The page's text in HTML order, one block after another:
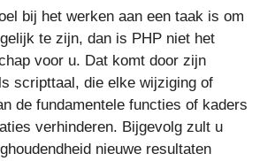
bij het werken aan een taak is om
te zijn, dan is PHP niet het
voor u. Dat komt door zijn
scripttaal, die elke wijziging of
de fundamentele functies of kaders
verhinderen. Bijgevolg zult u
nieuwe resultaten